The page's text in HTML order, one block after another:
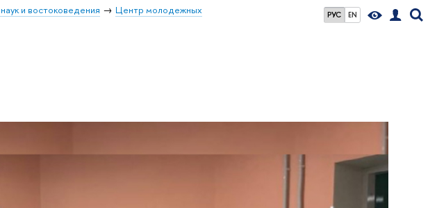
РУС EN
и востоковедения
Центр молодежных